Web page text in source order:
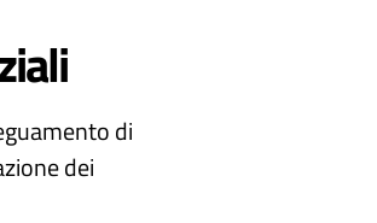
di
dei